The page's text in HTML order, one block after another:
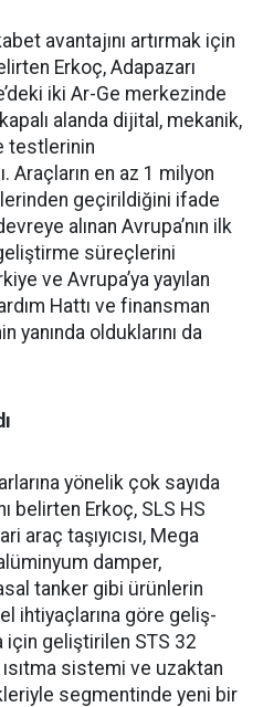
avantajını artırmak için
Erkoç, Adapazarı
iki Ar-Ge mer­kezinde
alanda dijital, mekanik,
test­lerinin
Araçların en az 1 milyon
geçirildiğini ifade
alınan Avrupa’nın ilk
süreçlerini
ve Avrupa’ya yayılan
Hattı ve finansman
olduklarını da
yönelik çok sayıda
belirten Erkoç, SLS HS
araç taşıyıcısı, Mega
damper,
tanker gibi ürünlerin
ihtiyaçlarına göre geliş­
için geliştirilen STS 32
siste­mi ve uzaktan
segmentinde yeni bir